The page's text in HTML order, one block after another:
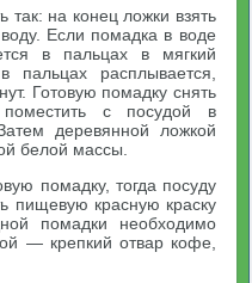
так: на конец ложки взять
Если помадка в воде
в пальцах в мягкий
пальцах расплывается,
Готовую помадку снять
с посудой в
деревянной ложкой
белой массы.
помадку, тогда посуду
пищевую красную краску
помадки необходимо
— крепкий отвар кофе,